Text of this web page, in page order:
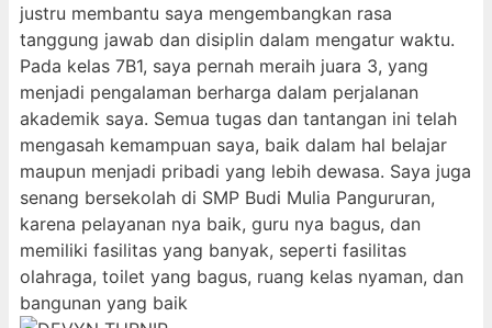
justru membantu saya mengembangkan rasa
tanggung jawab dan disiplin dalam mengatur waktu.
Pada kelas 7B1, saya pernah meraih juara 3, yang
menjadi pengalaman berharga dalam perjalanan
akademik saya. Semua tugas dan tantangan ini telah
mengasah kemampuan saya, baik dalam hal belajar
maupun menjadi pribadi yang lebih dewasa. Saya juga
senang bersekolah di SMP Budi Mulia Pangururan,
karena pelayanan nya baik, guru nya bagus, dan
memiliki fasilitas yang banyak, seperti fasilitas
olahraga, toilet yang bagus, ruang kelas nyaman, dan
bangunan yang baik